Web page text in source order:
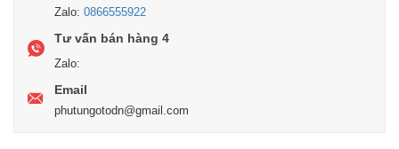
Zalo: 0866555922
Tư vấn bán hàng 4
Zalo:
Email
phutungotodn@gmail.com